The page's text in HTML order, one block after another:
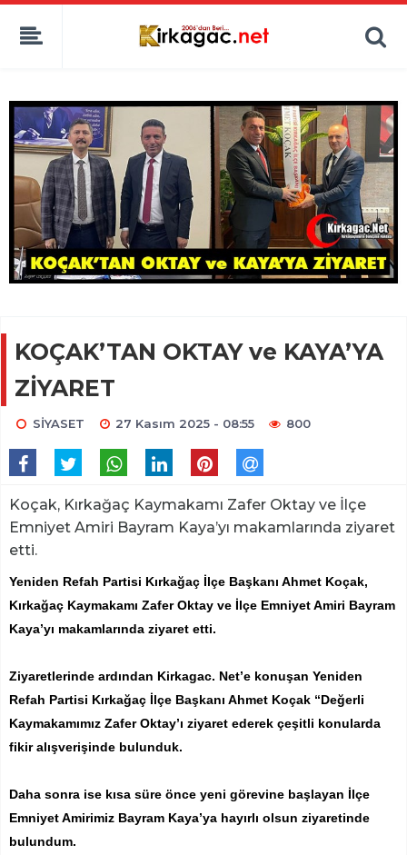
KOÇAK’TAN OKTAY ve KAYA’YA
ZİYARET
SİYASET 27 Kasım 2025 - 08:55 800
Koçak, Kırkağaç Kaymakamı Zafer Oktay ve İlçe
Emniyet Amiri Bayram Kaya’yı makamlarında ziyaret
etti.
Yeniden Refah Partisi Kırkağaç İlçe Başkanı Ahmet Koçak,
Kırkağaç Kaymakamı Zafer Oktay ve İlçe Emniyet Amiri Bayram
Kaya’yı makamlarında ziyaret etti.
Ziyaretlerinde ardından Kirkagac. Net’e konuşan Yeniden
Refah Partisi Kırkağaç İlçe Başkanı Ahmet Koçak “Değerli
Kaymakamımız Zafer Oktay’ı ziyaret ederek çeşitli konularda
fikir alışverişinde bulunduk.
Daha sonra ise kısa süre önce yeni görevine başlayan İlçe
Emniyet Amirimiz Bayram Kaya’ya hayırlı olsun ziyaretinde
bulundum.